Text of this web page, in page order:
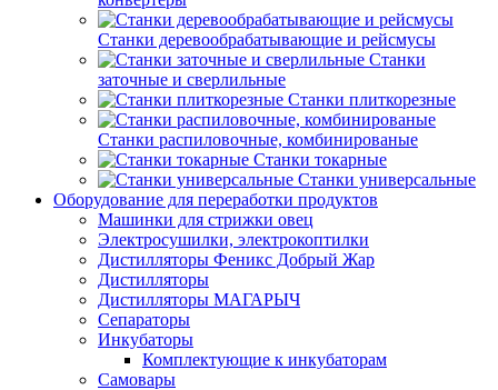
Станки деревообрабатывающие и рейсмусы
Станки
заточные и сверлильные
Станки плиткорезные
Станки распиловочные, комбинированые
Станки токарные
Станки универсальные
Оборудование для переработки продуктов
Машинки для стрижки овец
Электросушилки, электрокоптилки
Дистилляторы Феникс Добрый Жар
Дистилляторы
Дистилляторы МАГАРЫЧ
Сепараторы
Инкубаторы
Комплектующие к инкубаторам
Самовары